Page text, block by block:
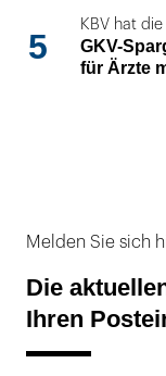
5
KBV hat
GKV-
für Ärzte
Melden Sie sich
Die
Ihren